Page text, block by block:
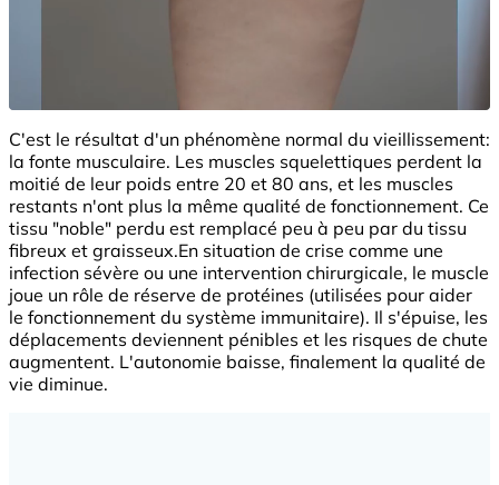
C'est le résultat d'un phénomène normal du vieillissement:
la fonte musculaire. Les muscles squelettiques perdent la
moitié de leur poids entre 20 et 80 ans, et les muscles
restants n'ont plus la même qualité de fonctionnement. Ce
tissu "noble" perdu est remplacé peu à peu par du tissu
fibreux et graisseux.En situation de crise comme une
infection sévère ou une intervention chirurgicale, le muscle
joue un rôle de réserve de protéines (utilisées pour aider
le fonctionnement du système immunitaire). Il s'épuise, les
déplacements deviennent pénibles et les risques de chute
augmentent. L'autonomie baisse, finalement la qualité de
vie diminue.